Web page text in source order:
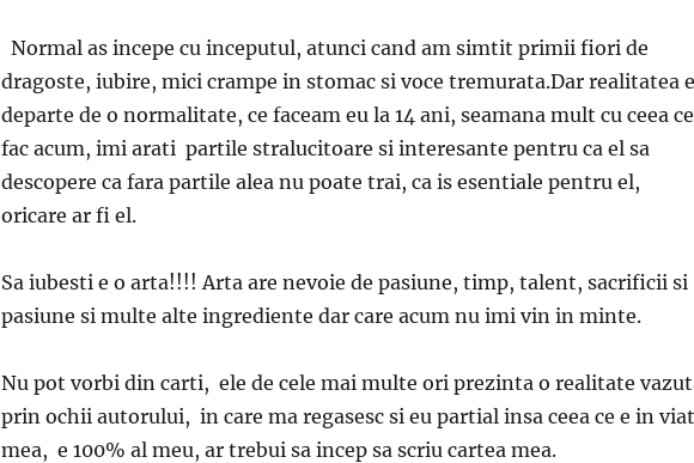
Normal as incepe cu inceputul, atunci cand am simtit primii fiori de
dragoste, iubire, mici crampe in stomac si voce tremurata.Dar realitatea e
departe de o normalitate, ce faceam eu la 14 ani, seamana mult cu ceea ce
fac acum, imi arati partile stralucitoare si interesante pentru ca el sa
descopere ca fara partile alea nu poate trai, ca is esentiale pentru el,
oricare ar fi el.
Sa iubesti e o arta!!!! Arta are nevoie de pasiune, timp, talent, sacrificii si
pasiune si multe alte ingrediente dar care acum nu imi vin in minte.
Nu pot vorbi din carti, ele de cele mai multe ori prezinta o realitate
prin ochii autorului, in care ma regasesc si eu partial insa ceea ce e in
mea, e 100% al meu, ar trebui sa incep sa scriu cartea mea.